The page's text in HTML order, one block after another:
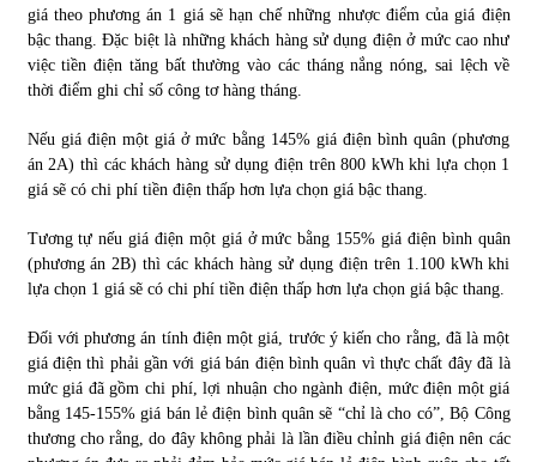
giá theo phương án 1 giá sẽ hạn chế những nhược điểm của giá điện
bậc thang. Đặc biệt là những khách hàng sử dụng điện ở mức cao như
việc tiền điện tăng bất thường vào các tháng nắng nóng, sai lệch về
thời điểm ghi chỉ số công tơ hàng tháng.
Nếu giá điện một giá ở mức bằng 145% giá điện bình quân (phương
án 2A) thì các khách hàng sử dụng điện trên 800 kWh khi lựa chọn 1
giá sẽ có chi phí tiền điện thấp hơn lựa chọn giá bậc thang.
Tương tự nếu giá điện một giá ở mức bằng 155% giá điện bình quân
(phương án 2B) thì các khách hàng sử dụng điện trên 1.100 kWh khi
lựa chọn 1 giá sẽ có chi phí tiền điện thấp hơn lựa chọn giá bậc thang.
Đối với phương án tính điện một giá, trước ý kiến cho rằng, đã là một
giá điện thì phải gần với giá bán điện bình quân vì thực chất đây đã là
mức giá đã gồm chi phí, lợi nhuận cho ngành điện, mức điện một giá
bằng 145-155% giá bán lẻ điện bình quân sẽ “chỉ là cho có”, Bộ Công
thương cho rằng, do đây không phải là lần điều chỉnh giá điện nên các